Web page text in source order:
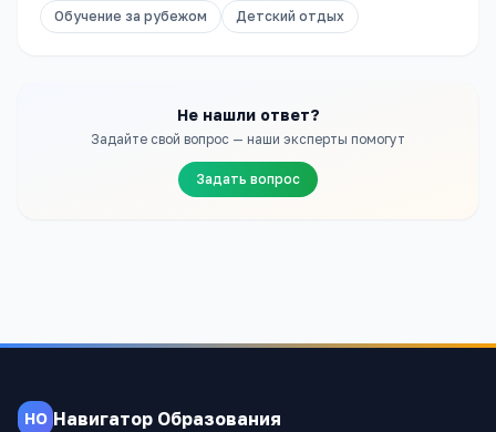
Обучение за рубежом
Детский отдых
Не нашли ответ?
Задайте свой вопрос — наши эксперты помогут
Задать вопрос
НО Навигатор Образования